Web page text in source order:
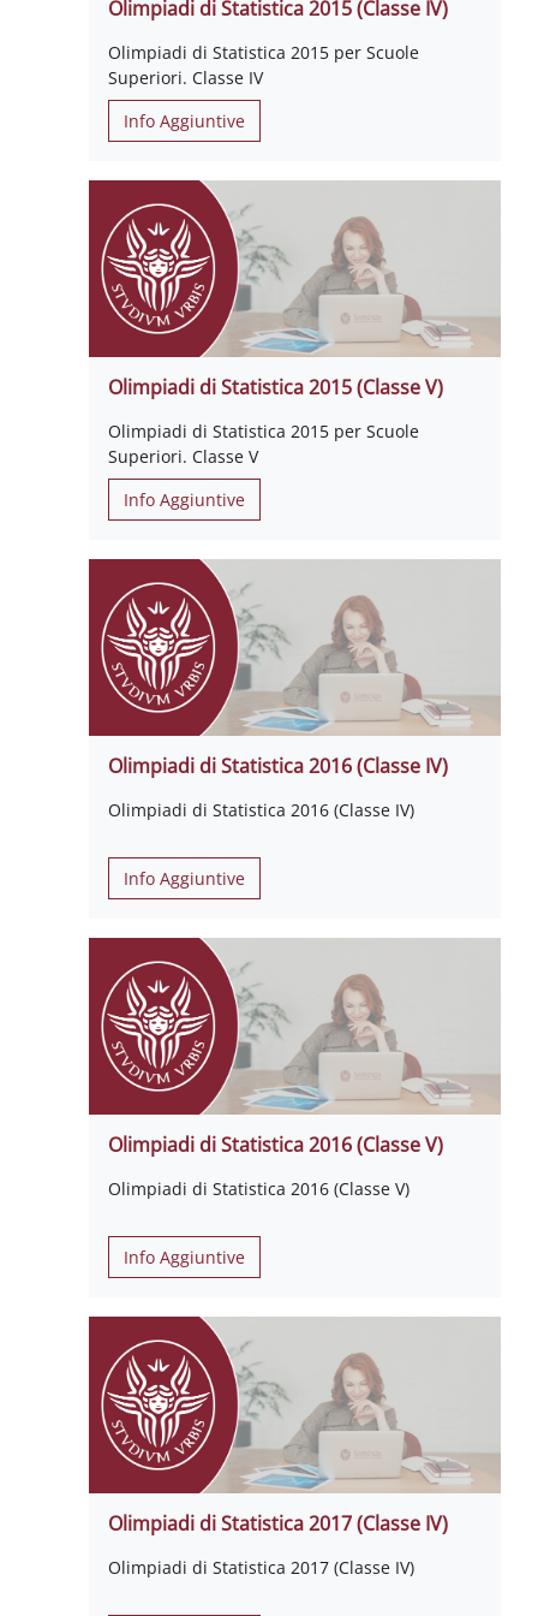
Olimpiadi di Statistica 2015 (Classe IV)
Olimpiadi di Statistica 2015 per Scuole
Superiori. Classe IV
Info Aggiuntive
Olimpiadi di Statistica 2015 (Classe V)
Olimpiadi di Statistica 2015 per Scuole
Superiori. Classe V
Info Aggiuntive
Olimpiadi di Statistica 2016 (Classe IV)
Olimpiadi di Statistica 2016 (Classe IV)
Info Aggiuntive
Olimpiadi di Statistica 2016 (Classe V)
Olimpiadi di Statistica 2016 (Classe V)
Info Aggiuntive
Olimpiadi di Statistica 2017 (Classe IV)
Olimpiadi di Statistica 2017 (Classe IV)